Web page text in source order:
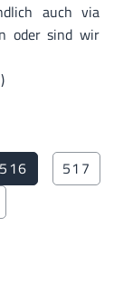
auch via
oder sind wir
516
517